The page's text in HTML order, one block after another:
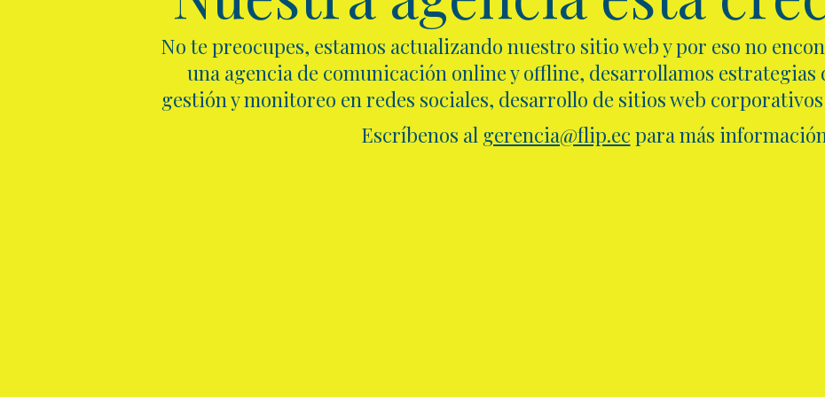
No te preocupes, estamos actualizando nuestro sitio web y por eso no
una agencia de comunicación online y offline, desarrollamos
gestión y monitoreo en redes sociales, desarrollo de sitios web
Escríbenos al gerencia@flip.ec para más